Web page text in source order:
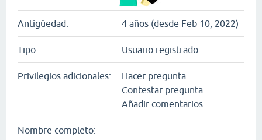
Antigüedad: 4 años (desde Feb 10, 2022)
Tipo: Usuario registrado
Privilegios adicionales:
Hacer pregunta
Contestar pregunta
Añadir comentarios
Nombre completo: